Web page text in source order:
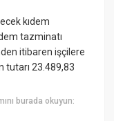
kıdem
tazminatı
itibaren işçilere
tutarı 23.489,83
burada okuyun: